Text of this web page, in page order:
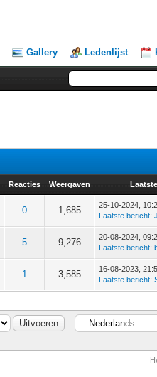
Gallery Ledenlijst
Reacties Weergaven
0 1,685
25-10-2024,
Laatste bericht:
5 9,276
20-08-2024,
Laatste bericht:
1 3,585
16-08-2023,
Laatste bericht: